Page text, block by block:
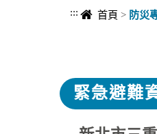
::: 首頁 > 防災
緊急避難